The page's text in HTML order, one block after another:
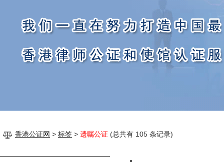
香港公证网 > 标签 > 遗嘱公证 (总共有 105 条记录)